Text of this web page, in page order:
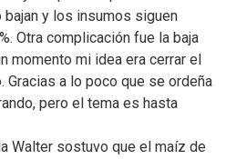
bajan y los insumos siguen
Otra complicación fue la baja
momento mi idea era cerrar el
Gracias a lo poco que se ordeña
pero el tema es hasta
Walter sostuvo que el maíz de